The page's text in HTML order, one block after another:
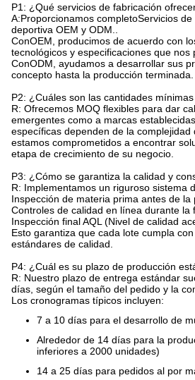
P1: ¿Qué servicios de fabricación
A:Proporcionamos completoServicios
deportiva OEM y ODM.
ConOEM , producimos de acuerdo con
tecnológicos y especificaciones que nos
ConODM , ayudamos a desarrollar sus
concepto hasta la producción terminada.
P2: ¿Cuáles son las cantidades
R: Ofrecemos MOQ flexibles para dar
emergentes como a marcas
específicas dependen de la complejidad
estamos comprometidos a encontrar
etapa de crecimiento de su negocio.
P3: ¿Cómo se garantiza la calidad y
R: Implementamos un riguroso sistema
Inspección de materia prima antes de la
Controles de calidad en línea durante la
Inspección final AQL (Nivel de calidad
Esto garantiza que cada lote cumpla
estándares de calidad.
P4: ¿Cuál es su plazo de producción
R: Nuestro plazo de entrega estándar
días, según el tamaño del pedido y la
Los cronogramas típicos incluyen:
7 a 10 días para el desarrollo de
Alrededor de 14 días para la
inferiores a 2000 unidades)
14 a 25 días para pedidos al por